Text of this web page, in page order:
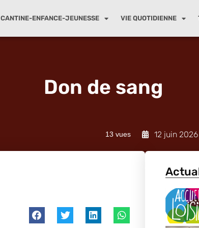
CANTINE-ENFANCE-JEUNESSE VIE QUOTIDIENNE
Don de sang
13 vues 12 juin 2026